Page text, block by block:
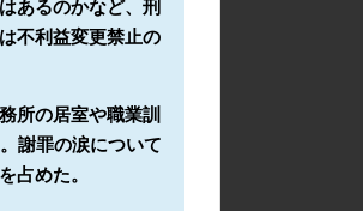
あるのかなど、刑
不利益変更禁止の
所の居室や職業訓
謝罪の涙について
占めた。